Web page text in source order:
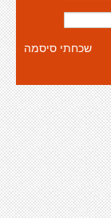
שכחתי סיסמה